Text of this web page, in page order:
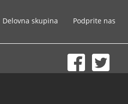
Delovna skupina Podprite nas